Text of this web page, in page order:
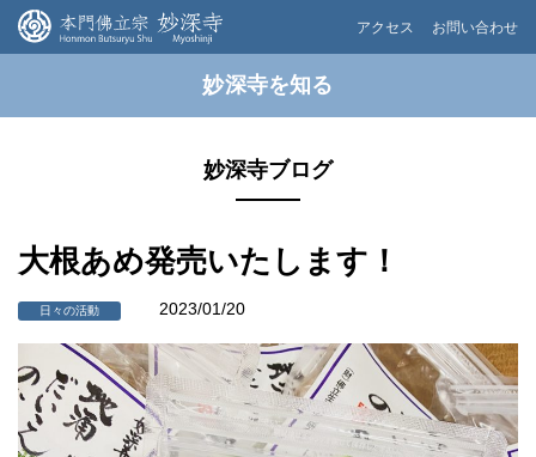
アクセス お問い合わせ
妙深寺を知る
妙深寺ブログ
大根あめ発売いたします！
日々の活動 2023/01/20